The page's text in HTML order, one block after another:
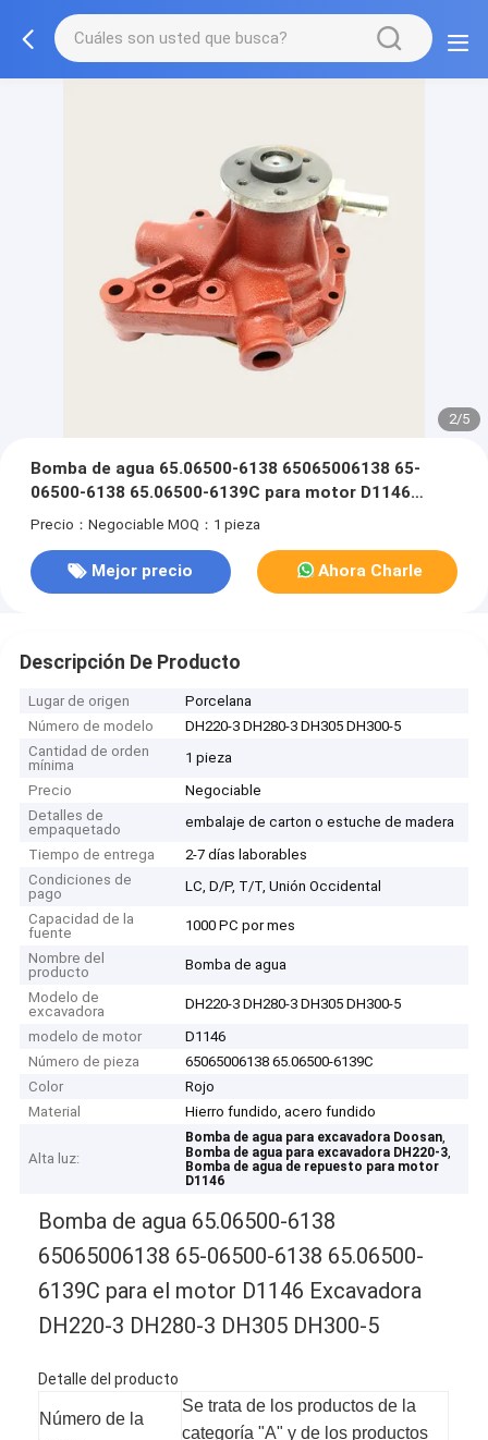
2/5
Bomba de agua 65.06500-6138 65065006138 65-
06500-6138 65.06500-6139C para motor D1146
Excavadora DH220-3 DH280-3 DH305 DH300-5
Precio：Negociable MOQ：1 pieza
Mejor precio Ahora Charle
Descripción De Producto
Lugar de origen
Porcelana
Número de modelo
DH220-3 DH280-3 DH305 DH300-5
Cantidad de orden
mínima
1 pieza
Precio
Negociable
Detalles de
empaquetado
embalaje de carton o estuche de madera
Tiempo de entrega
2-7 días laborables
Condiciones de
pago
LC, D/P, T/T, Unión Occidental
Capacidad de la
fuente
1000 PC por mes
Nombre del
producto
Bomba de agua
Modelo de
excavadora
DH220-3 DH280-3 DH305 DH300-5
modelo de motor
D1146
Número de pieza
65065006138 65.06500-6139C
Color
Rojo
Material
Hierro fundido, acero fundido
Alta luz:
Bomba de agua para excavadora Doosan,
Bomba de agua para excavadora DH220-3,
Bomba de agua de repuesto para motor
D1146
Bomba de agua 65.06500-6138
65065006138 65-06500-6138 65.06500-
6139C para el motor D1146 Excavadora
DH220-3 DH280-3 DH305 DH300-5
Detalle del producto
Número de la
Se trata de los productos de la
categoría "A" y de los productos